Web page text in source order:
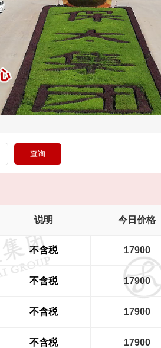
说明 今日价格
不含税 17900
不含税 17900
不含税 17900
不含税 17900